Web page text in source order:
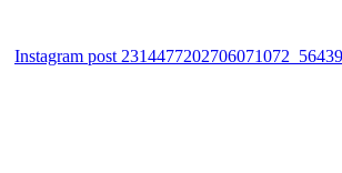
Instagram post